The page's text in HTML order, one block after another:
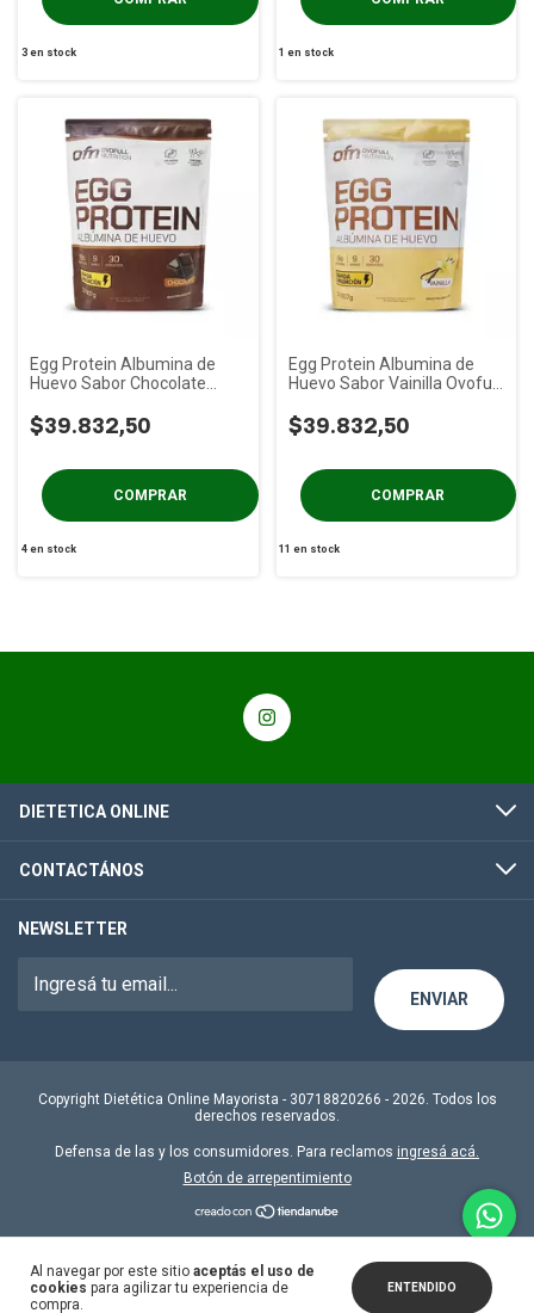
Al navegar por este sitio aceptás el uso de
cookies para agilizar tu experiencia de
compra.
ENTENDIDO
3en stock 1 en stock
Egg Protein Albumina de
Huevo Sabor Chocolate
$39.832,50
4en stock
Egg Protein Albumina de
Huevo Sabor Vainilla Ovofull
$39.832,50
11 en stock
DIETETICA ONLINE
CONTACTÁNOS
NEWSLETTER
Copyright Dietética Online Mayorista - 30718820266 - 2026. Todos los
derechos reservados.
Defensa de las y los consumidores. Para reclamos ingresá acá.
Botón de arrepentimiento